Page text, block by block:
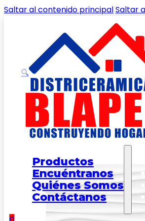
Saltar al contenido principalSaltar
Productos
Encuéntranos
Quiénes Somos
Contáctanos
Inicio/Shop/PAREDES/PARED
🔍